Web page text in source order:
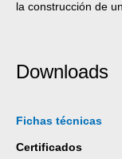
la construcción de
es una resina epoxi
inoxidable
Downloads
Fichas técnicas
Certificados